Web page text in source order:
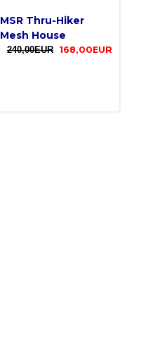
MSR Thru-Hiker
Mesh House
240,00EUR 168,00EUR